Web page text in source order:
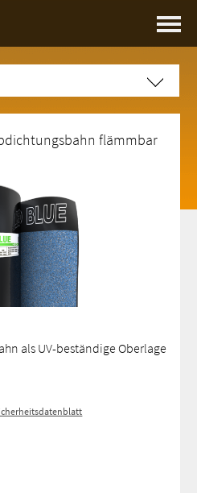
flämmbar
als UV-beständige Oberlage